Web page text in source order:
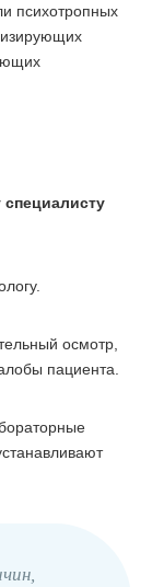
психотропных
специалисту
осмотр,
пациента.